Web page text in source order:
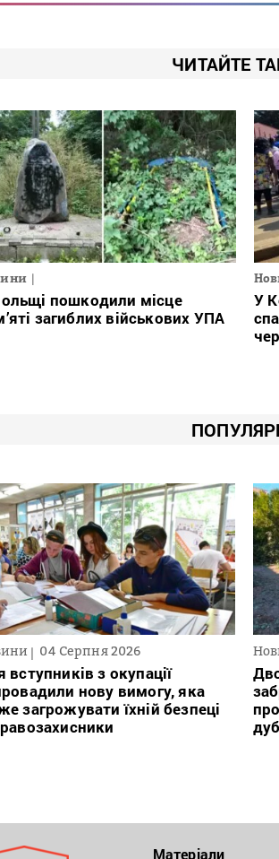
ЧИТАЙТЕ
пошкодили місце
загиблих військових УПА
У
04 Серпня 2026
вступників з окупації
нову вимогу, яка
загрожувати їхній безпеці
Матеріали